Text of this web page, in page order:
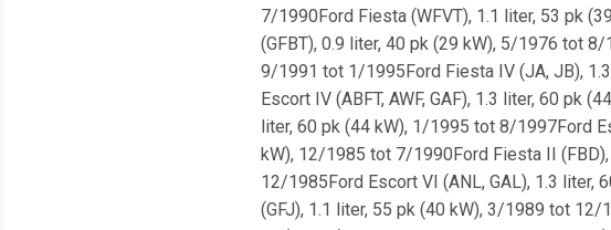
7/1990Ford Fiesta (WFVT), 1.1 liter, 53 pk
(GFBT), 0.9 liter, 40 pk (29 kW), 5/1976 tot
9/1991 tot 1/1995Ford Fiesta IV (JA, JB),
Escort IV (ABFT, AWF, GAF), 1.3 liter, 60 pk
liter, 60 pk (44 kW), 1/1995 tot 8/1997Ford
kW), 12/1985 tot 7/1990Ford Fiesta II
12/1985Ford Escort VI (ANL, GAL), 1.3
(GFJ), 1.1 liter, 55 pk (40 kW), 3/1989 tot 12/